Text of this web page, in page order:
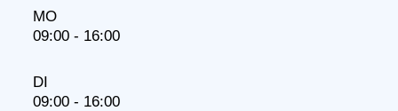
MO
09:00 - 16:00
DI
09:00 - 16:00